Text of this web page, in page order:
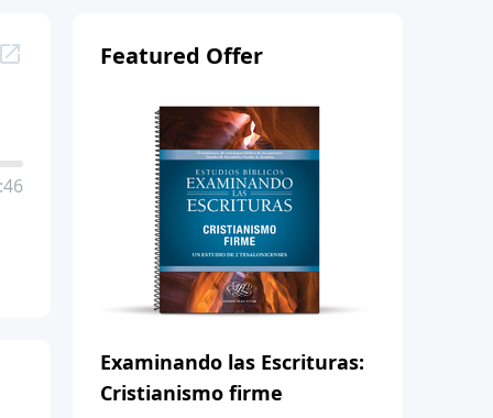
Featured Offer
Examinando las Escrituras:
Cristianismo firme